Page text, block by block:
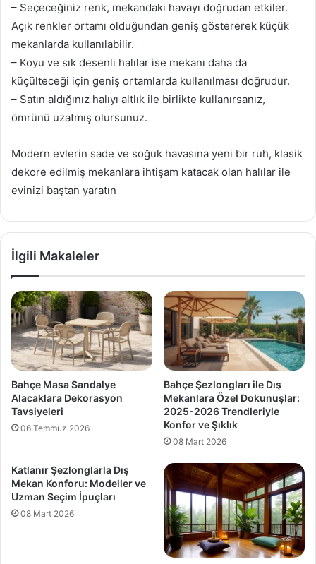
– Seçeceğiniz renk, mekandaki havayı doğrudan etkiler.
Açık renkler ortamı olduğundan geniş göstererek küçük
mekanlarda kullanılabilir.
– Koyu ve sık desenli halılar ise mekanı daha da
küçülteceği için geniş ortamlarda kullanılması doğrudur.
– Satın aldığınız halıyı altlık ile birlikte kullanırsanız,
ömrünü uzatmış olursunuz.
Modern evlerin sade ve soğuk havasına yeni bir ruh, klasik
dekore edilmiş mekanlara ihtişam katacak olan halılar ile
evinizi baştan yaratın
İlgili Makaleler
Bahçe Masa Sandalye
Alacaklara Dekorasyon
Tavsiyeleri
06 Temmuz 2026
Bahçe Şezlongları ile Dış
Mekanlara Özel Dokunuşlar:
2025-2026 Trendleriyle
Konfor ve Şıklık
08 Mart 2026
Katlanır Şezlonglarla Dış
Mekan Konforu: Modeller ve
Uzman Seçim İpuçları
08 Mart 2026